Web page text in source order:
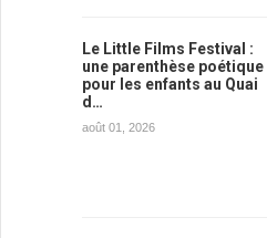
Le Little Films Festival :
une parenthèse poétique
pour les enfants au Quai
d…
août 01, 2026